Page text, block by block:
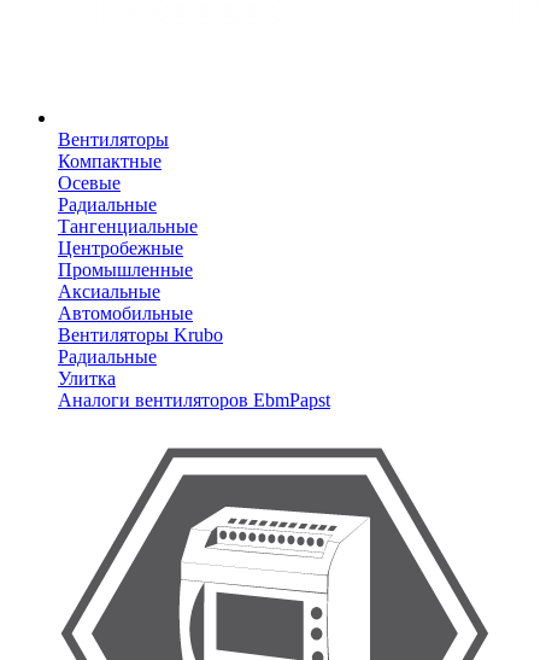
Вентиляторы
Компактные
Осевые
Радиальные
Тангенциальные
Центробежные
Промышленные
Аксиальные
Автомобильные
Вентиляторы Krubo
Радиальные
Улитка
Аналоги вентиляторов EbmPapst